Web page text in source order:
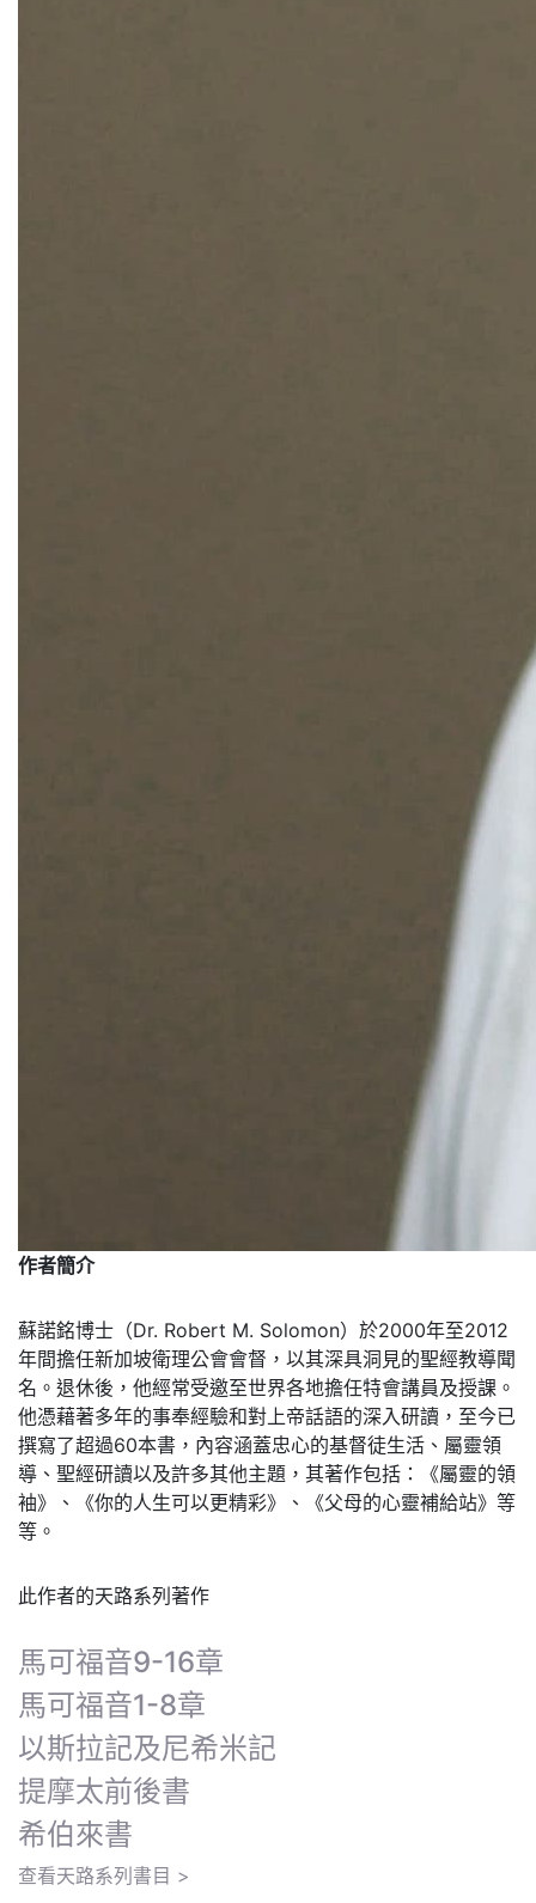
作者簡介
蘇諾銘博士（Dr. Robert M. Solomon）於2000年至2012
年間擔任新加坡衛理公會會督，以其深具洞見的聖經教導聞
名。退休後，他經常受邀至世界各地擔任特會講員及授課。
他憑藉著多年的事奉經驗和對上帝話語的深入研讀，至今已
撰寫了超過60本書，內容涵蓋忠心的基督徒生活、屬靈領
導、聖經研讀以及許多其他主題，其著作包括：《屬靈的領
袖》、《你的人生可以更精彩》、《父母的心靈補給站》等
等。
此作者的天路系列著作
馬可福音9-16章
馬可福音1-8章
以斯拉記及尼希米記
提摩太前後書
希伯來書
查看天路系列書目 >